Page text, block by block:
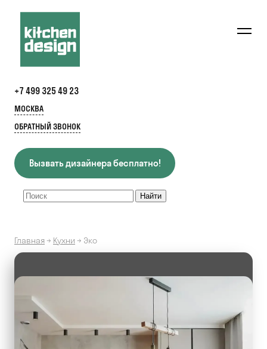
+7 499 325 49 23
МОСКВА
ОБРАТНЫЙ ЗВОНОК
Вызвать дизайнера бесплатно!
Главная→ Кухни → Эко